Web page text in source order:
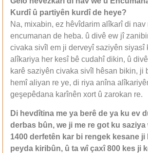
Kurdî û partiyên kurdî de heye?
Na, mixabin, ez hêvîdarim alîkarî di nav
encumanan de heba. û divê ew jî
civaka sivîl em ji derveyî saziyên siyasî
alîkariya her kesî bê cudahî dikin, û
karê saziyên civaka sivîl hêsan bikin, ji
hemî aliyan re ye, di riya anîna
geşepêdana karînên xort û zarokan re.
Di hevdîtina me ya berê de ya ku ev
derbas bûn, we ji me re got ku saziya
1400 derfetên kar bi rengek kesane ji
peyda kiribûn, û ta wî çaxî 800 kes ji